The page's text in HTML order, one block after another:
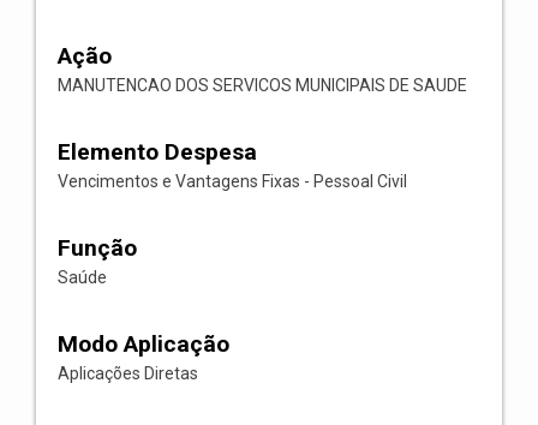
Ação
MANUTENCAO DOS SERVICOS MUNICIPAIS DE SAUDE
Elemento Despesa
Vencimentos e Vantagens Fixas - Pessoal Civil
Função
Saúde
Modo Aplicação
Aplicações Diretas